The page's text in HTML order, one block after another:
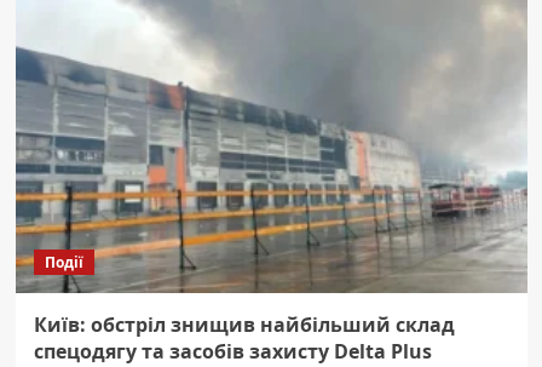
Події
Київ: обстріл знищив найбільший склад
спецодягу та засобів захисту Delta Plus